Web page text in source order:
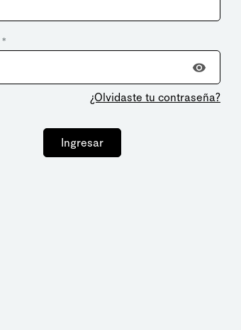
*
¿Olvidaste tu contraseña?
Ingresar